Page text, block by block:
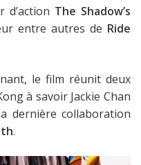
The Shadow’s
entre autres de Ride
le film réunit deux
à savoir Jackie Chan
dernière collaboration
.